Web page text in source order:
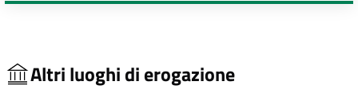
Altri luoghi di erogazione